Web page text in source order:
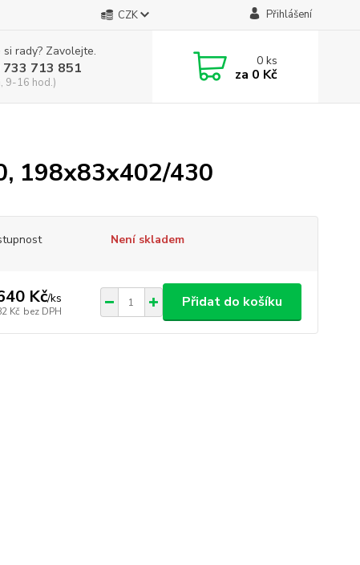
CZK Přihlášení
si rady? Zavolejte.
733 713 851
9-16 hod.)
0ks
za 0 Kč
198x83x402/430
Není skladem
Kč/ks
Kč bez DPH
Přidat do košíku